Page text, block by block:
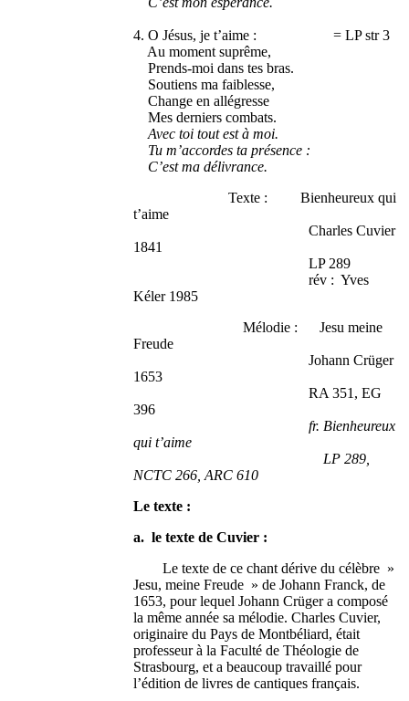
4. O Jésus, je t’aime : = LP str 3
Au moment suprême,
Prends-moi dans tes bras.
Soutiens ma faiblesse,
Change en allégresse
Mes derniers combats.
Avec toi tout est à moi.
Tu m’accordes ta présence :
C’est ma délivrance.
Texte : Bienheureux qui
t’aime
Charles Cuvier
1841
LP 289
rév : Yves
Kéler 1985
Mélodie : Jesu meine
Freude
Johann Crüger
1653
RA 351, EG
396
fr. Bienheureux
qui t’aime
LP 289,
NCTC 266, ARC 610
Le texte :
a. le texte de Cuvier :
Le texte de ce chant dérive du célèbre »
Jesu, meine Freude » de Johann Franck, de
1653, pour lequel Johann Crüger a composé
la même année sa mélodie. Charles Cuvier,
originaire du Pays de Montbéliard, était
professeur à la Faculté de Théologie de
Strasbourg, et a beaucoup travaillé pour
l’édition de livres de cantiques français.